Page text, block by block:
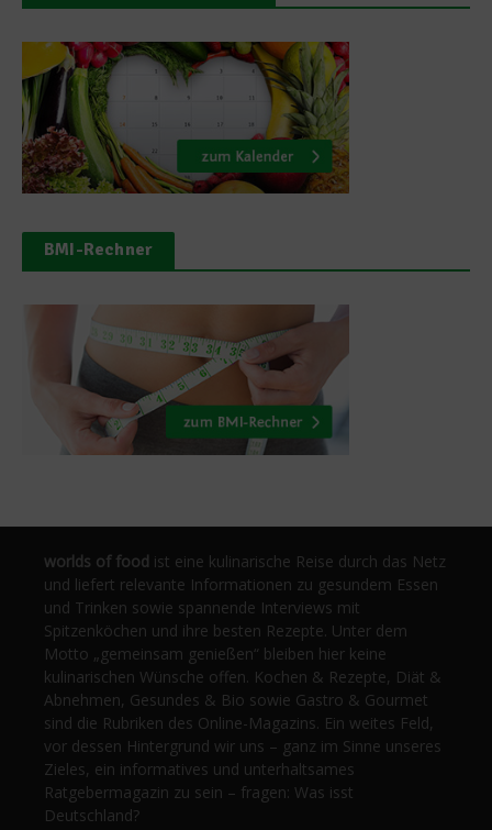
BMI-Rechner
worlds of food ist eine kulinarische Reise durch das Netz
und liefert relevante Informationen zu gesundem Essen
und Trinken sowie spannende Interviews mit
Spitzenköchen und ihre besten Rezepte. Unter dem
Motto „gemeinsam genießen“ bleiben hier keine
kulinarischen Wünsche offen. Kochen & Rezepte, Diät &
Abnehmen, Gesundes & Bio sowie Gastro & Gourmet
sind die Rubriken des Online-Magazins. Ein weites Feld,
vor dessen Hintergrund wir uns – ganz im Sinne unseres
Zieles, ein informatives und unterhaltsames
Ratgebermagazin zu sein – fragen: Was isst
Deutschland?